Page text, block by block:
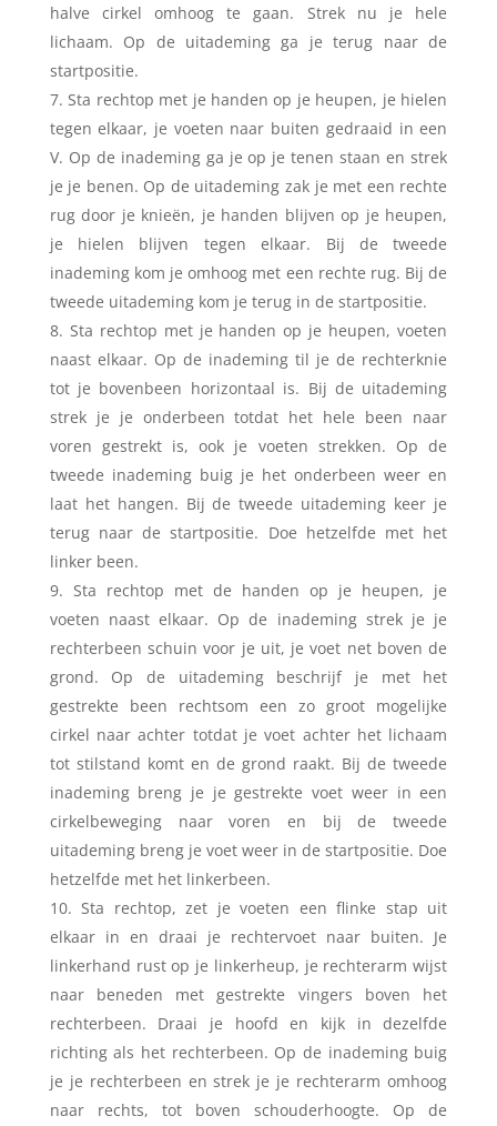
halve cirkel omhoog te gaan. Strek nu je hele
lichaam. Op de uitademing ga je terug naar de
startpositie.
Sta rechtop met je handen op je heupen, je hielen
tegen elkaar, je voeten naar buiten gedraaid in een
V. Op de inademing ga je op je tenen staan en strek
je je benen. Op de uitademing zak je met een rechte
rug door je knieën, je handen blijven op je heupen,
je hielen blijven tegen elkaar. Bij de tweede
inademing kom je omhoog met een rechte rug. Bij de
tweede uitademing kom je terug in de startpositie.
Sta rechtop met je handen op je heupen, voeten
naast elkaar. Op de inademing til je de rechterknie
tot je bovenbeen horizontaal is. Bij de uitademing
strek je je onderbeen totdat het hele been naar
voren gestrekt is, ook je voeten strekken. Op de
tweede inademing buig je het onderbeen weer en
laat het hangen. Bij de tweede uitademing keer je
terug naar de startpositie. Doe hetzelfde met het
linker been.
Sta rechtop met de handen op je heupen, je
voeten naast elkaar. Op de inademing strek je je
rechterbeen schuin voor je uit, je voet net boven de
grond. Op de uitademing beschrijf je met het
gestrekte been rechtsom een zo groot mogelijke
cirkel naar achter totdat je voet achter het lichaam
tot stilstand komt en de grond raakt. Bij de tweede
inademing breng je je gestrekte voet weer in een
cirkelbeweging naar voren en bij de tweede
uitademing breng je voet weer in de startpositie. Doe
hetzelfde met het linkerbeen.
Sta rechtop, zet je voeten een flinke stap uit
elkaar in en draai je rechtervoet naar buiten. Je
linkerhand rust op je linkerheup, je rechterarm wijst
naar beneden met gestrekte vingers boven het
rechterbeen. Draai je hoofd en kijk in dezelfde
richting als het rechterbeen. Op de inademing buig
je je rechterbeen en strek je je rechterarm omhoog
naar rechts, tot boven schouderhoogte. Op de